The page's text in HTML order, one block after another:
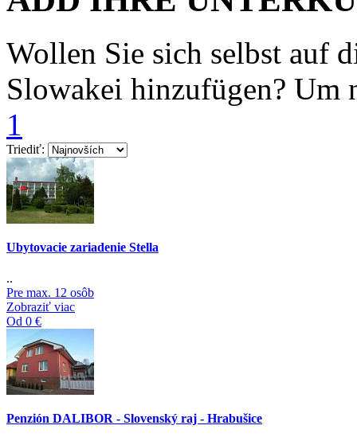
Wollen Sie sich selbst auf
Slowakei hinzufügen? Um
1
Triediť:
Ubytovacie zariadenie Stella
..
Pre max. 12 osôb
Zobraziť viac
Od 0 €
Penzión DALIBOR - Slovenský raj - Hrabušice